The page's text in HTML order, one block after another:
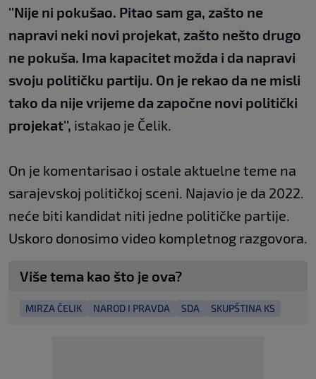
''Nije ni pokušao. Pitao sam ga, zašto ne
napravi neki novi projekat, zašto nešto drugo
ne pokuša. Ima kapacitet možda i da napravi
svoju političku partiju. On je rekao da ne misli
tako da nije vrijeme da započne novi politički
projekat'', istakao je Čelik.
On je komentarisao i ostale aktuelne teme na
sarajevskoj političkoj sceni. Najavio je da 2022.
neće biti kandidat niti jedne političke partije.
Uskoro donosimo video kompletnog razgovora.
Više tema kao što je ova?
MIRZA ČELIK NAROD I PRAVDA SDA SKUPŠTINA KS